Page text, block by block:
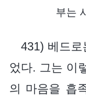
부는
431) 베드로
었다. 그는 이
의 마음을 흡